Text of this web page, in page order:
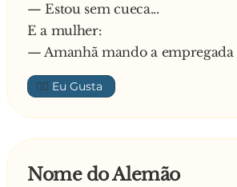
— Estou sem cueca...
E a mulher:
— Amanhã mando a empregada
👍🏼
Nome do Alemão